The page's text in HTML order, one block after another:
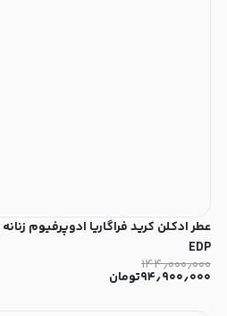
EDP
۱۴۴٫۰۰۰٫۰۰۰
۹۴٫۹۰۰٫۰۰۰تومان